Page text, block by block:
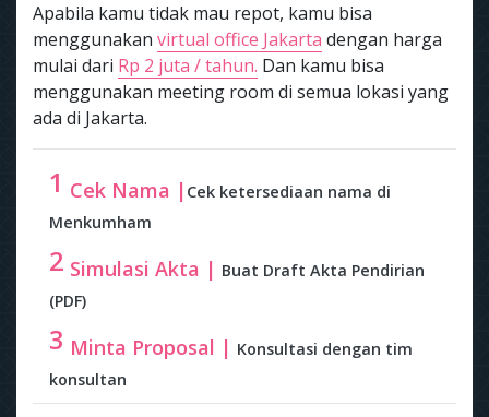
Apabila kamu tidak mau repot, kamu bisa
menggunakan virtual office Jakarta dengan harga
mulai dari Rp 2 juta / tahun. Dan kamu bisa
menggunakan meeting room di semua lokasi yang
ada di Jakarta.
1 Cek Nama | Cek ketersediaan nama di
Menkumham
2 Simulasi Akta | Buat Draft Akta Pendirian
(PDF)
3 Minta Proposal | Konsultasi dengan tim
konsultan